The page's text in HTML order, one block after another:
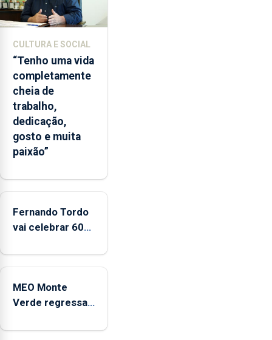
e
2026.
ilha
das
Flores
apresenta
um
“decréscimo
significativo”
da
entre
e
2025
CULTURA E SOCIAL
“Tenho uma vida
completamente
cheia de
trabalho,
dedicação,
gosto e muita
paixão”
Fernando Tordo
vai celebrar 60
no Coliseu
MEO Monte
Verde regressa
acessibilidade